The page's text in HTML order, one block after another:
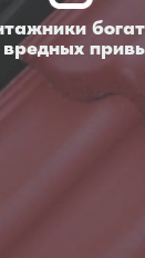
вредных